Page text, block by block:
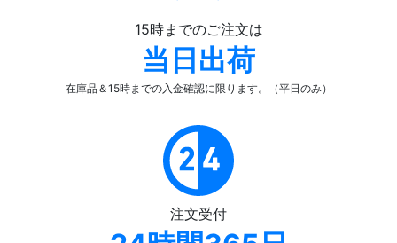
15時までのご注文は
当日出荷
在庫品＆15時までの入金確認に限ります。（平日のみ）
注文受付